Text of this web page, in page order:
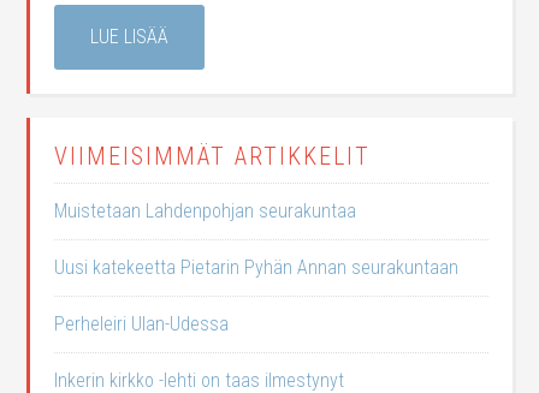
LUE LISÄÄ
VIIMEISIMMÄT ARTIKKELIT
Muistetaan Lahdenpohjan seurakuntaa
Uusi katekeetta Pietarin Pyhän Annan seurakuntaan
Perheleiri Ulan-Udessa
Inkerin kirkko -lehti on taas ilmestynyt